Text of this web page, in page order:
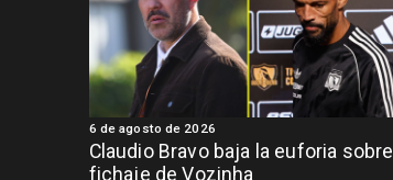
Claudio Bravo baja la euforia sobre
fichaje de Vozinha
6 de agosto de 2026